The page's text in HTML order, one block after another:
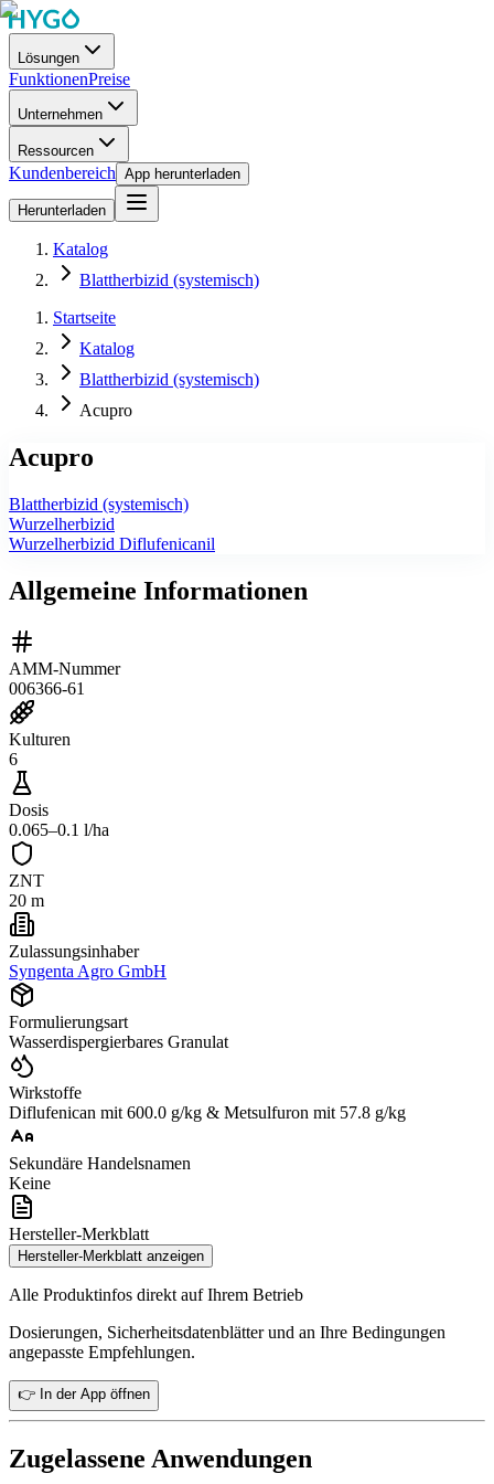
Lösungen
FunktionenPreise
Unternehmen
Ressourcen
Kundenbereich App herunterladen
Herunterladen
Katalog
Blattherbizid (systemisch)
Startseite
Katalog
Blattherbizid (systemisch)
Acupro
Acupro
Blattherbizid (systemisch)
Wurzelherbizid
Wurzelherbizid Diflufenicanil
Allgemeine Informationen
AMM-Nummer
006366-61
Kulturen
6
Dosis
0.065–0.1 l/ha
ZNT
20 m
Zulassungsinhaber
Syngenta Agro GmbH
Formulierungsart
Wasserdispergierbares Granulat
Wirkstoffe
Diflufenican mit 600.0 g/kg & Metsulfuron mit 57.8 g/kg
Sekundäre Handelsnamen
Keine
Hersteller-Merkblatt
Hersteller-Merkblatt anzeigen
Alle Produktinfos direkt auf Ihrem Betrieb
Dosierungen, Sicherheitsdatenblätter und an Ihre Bedingungen
angepasste Empfehlungen.
👉 In der App öffnen
Zugelassene Anwendungen